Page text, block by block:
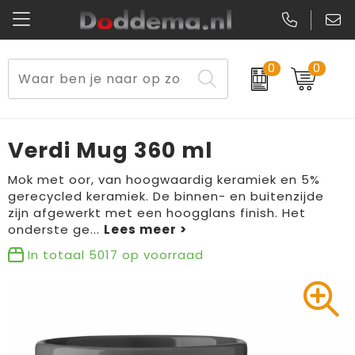
0 0
Paraplu's
Reisbenodigdheden
Aanstekers
Elektronica, Gadgets en USB
Bidons en Sportflessen
Veiligheidsvesten en Veiligheidshesjes
Schorten en Sloven
Veiligheidssignalering en Verlichting
Gereedschap
Schoenen
Sweaters
Kledingaccessoires
T-Shirts
Peuters en Baby's
Gilets
Lunchtassen
Opbergtassen
Schoenentassen
Golftassen
Draagtassen
Verdi Mug 360 ml
Mok met oor, van hoogwaardig keramiek en 5%
gerecycled keramiek. De binnen- en buitenzijde
zijn afgewerkt met een hoogglans finish. Het
onderste ge...
In totaal 5017 op voorraad